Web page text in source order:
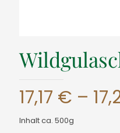
17,17 € –
Inhalt ca. 500g